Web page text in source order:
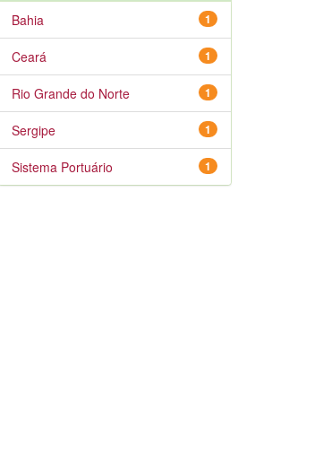
1
Bahia
1
Ceará
1
Rio Grande do Norte
1
Sergipe
1
Sistema Portuário